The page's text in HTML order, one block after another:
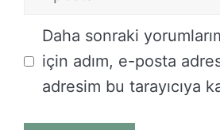
İnternet
sitesi
Daha sonraki
için adım, e-posta
adresim bu tarayıcıya